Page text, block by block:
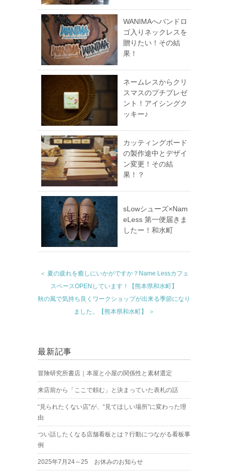
WANIMAへバンドロ
ゴ入りネックレスを
贈りたい！その結
果！
ネームレスからクリ
スマスのプチプレゼ
ント！アイシングク
ッキー♪
カッティングボード
の製作途中とデザイ
ン変更！その結
果！？
sLowシューズ×Nam
eLess 第一便届きま
したー！和水町
＜ 夏の疲れを癒しにいかがですか？Name Lessカフェ
スペースOPENしています！【熊本県和水町】
秋の風で気持ち良くワークショップが出来る季節になり
ました。【熊本県和水町】 ＞
最新記事
冒険研究所書店｜本屋と小屋の関係性と素材選定
来店前から「ここで頼む」と決まっていた表札の話
“見られたくない店”が、“見てほしい場所”に変わった理
由
つい話したくなる店舗看板とは？行動につながる看板事
例
2025年7月24～25 お休みのお知らせ